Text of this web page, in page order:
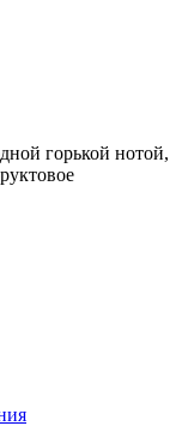
горькой нотой,